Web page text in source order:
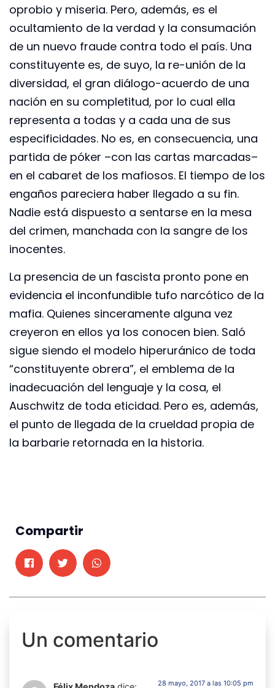
oprobio y miseria. Pero, además, es el
ocultamiento de la verdad y la consumación
de un nuevo fraude contra todo el país. Una
constituyente es, de suyo, la re-unión de la
diversidad, el gran diálogo-acuerdo de una
nación en su completitud, por lo cual ella
representa a todas y a cada una de sus
especificidades. No es, en consecuencia, una
partida de póker –con las cartas marcadas–
en el cabaret de los mafiosos. El tiempo de los
engaños pareciera haber llegado a su fin.
Nadie está dispuesto a sentarse en la mesa
del crimen, manchada con la sangre de los
inocentes.
La presencia de un fascista pronto pone en
evidencia el inconfundible tufo narcótico de la
mafia. Quienes sinceramente alguna vez
creyeron en ellos ya los conocen bien. Saló
sigue siendo el modelo hiperuránico de toda
“constituyente obrera”, el emblema de la
inadecuación del lenguaje y la cosa, el
Auschwitz de toda eticidad. Pero es, además,
el punto de llegada de la crueldad propia de
la barbarie retornada en la historia.
Compartir
Un comentario
28 mayo, 2017 a las 10:05 pm